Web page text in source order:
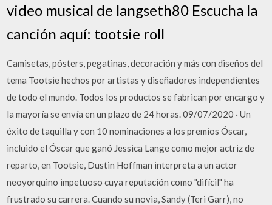
video musical de langseth80 Escucha la
canción aquí: tootsie roll
Camisetas, pósters, pegatinas, decoración y más con diseños del
tema Tootsie hechos por artistas y diseñadores independientes
de todo el mundo. Todos los productos se fabrican por encargo y
la mayoría se envía en un plazo de 24 horas. 09/07/2020 · Un
éxito de taquilla y con 10 nominaciones a los premios Óscar,
incluido el Óscar que ganó Jessica Lange como mejor actriz de
reparto, en Tootsie, Dustin Hoffman interpreta a un actor
neoyorquino impetuoso cuya reputación como "difícil" ha
frustrado su carrera. Cuando su novia, Sandy (Teri Garr), no